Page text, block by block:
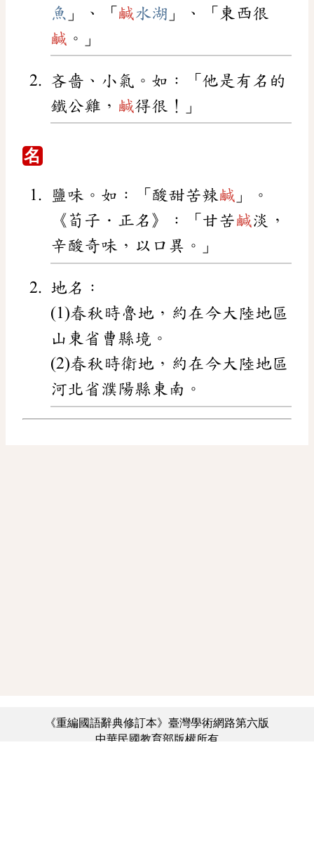
魚 」、「 鹹水湖 」、「東西很
鹹 。」
吝嗇、小氣。如：「他是有名的
鐵公雞， 鹹得很！」
名
鹽味。如：「酸甜苦辣鹹 」。
《荀子．正名》：「甘苦鹹淡，
辛酸奇味，以口異。」
地名：
(1)春秋時魯地，約在今大陸地區
山東省曹縣境。
(2)春秋時衛地，約在今大陸地區
河北省濮陽縣東南。
《重編國語辭典修訂本》臺灣學術網路第六版
中華民國教育部版權所有